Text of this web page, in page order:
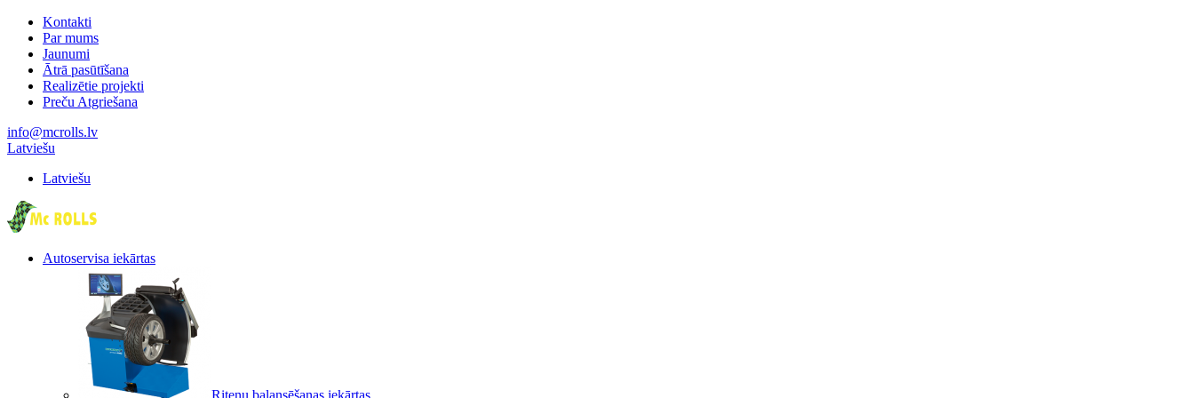
Kontakti
Par mums
Jaunumi
Ātrā pasūtīšana
Realizētie projekti
Preču Atgriešana
info@mcrolls.lv
Latviešu
Latviešu
Autoservisa iekārtas
Riteņu balansēšanas iekārtas